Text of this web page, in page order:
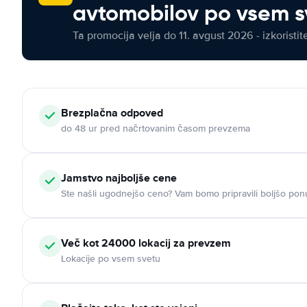
avtomobilov po vsem
Ta promocija velja do 11. avgust 2026 -
Brezplačna odpoved
do 48 ur pred načrtovanim časom prevzema
Jamstvo najboljše cene
Ste našli ugodnejšo ceno? Vam bomo pripravili boljšo
Več kot 24000 lokacij za prevzem
Lokacije po vsem svetu